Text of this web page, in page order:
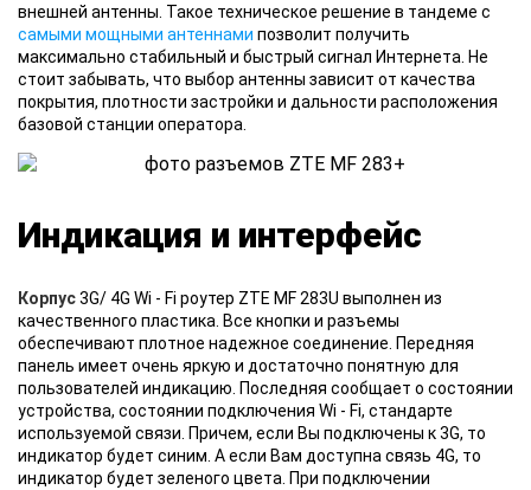
внешней антенны. Такое техническое решение в тандеме с
самыми мощными антеннами позволит получить
максимально стабильный и быстрый сигнал Интернета. Не
стоит забывать, что выбор антенны зависит от качества
покрытия, плотности застройки и дальности расположения
базовой станции оператора.
Индикация и интерфейс
Корпус3G/ 4G Wi - Fi роутер ZTE MF 283U выполнен из
качественного пластика. Все кнопки и разъемы
обеспечивают плотное надежное соединение. Передняя
панель имеет очень яркую и достаточно понятную для
пользователей индикацию. Последняя сообщает о состоянии
устройства, состоянии подключения Wi - Fi, стандарте
используемой связи. Причем, если Вы подключены к 3G, то
индикатор будет синим. А если Вам доступна связь 4G, то
индикатор будет зеленого цвета. При подключении